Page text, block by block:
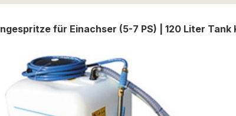
für Einachser (5-7 PS) | 120 Liter Tank